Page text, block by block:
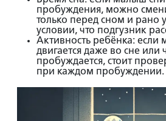
пробуждения, можно
только перед сном и рано
условии, что подгузник
Активность ребёнка: если
двигается даже во сне или
пробуждается, стоит
при каждом пробуждении.